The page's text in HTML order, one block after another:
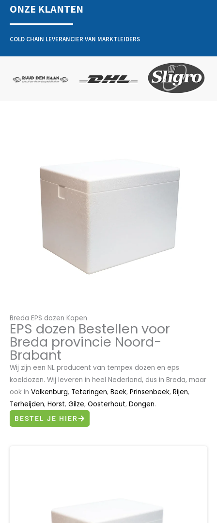
ONZE KLANTEN
COLD CHAIN LEVERANCIER VAN MARKTLEIDERS
Breda EPS dozen Kopen
EPS dozen Bestellen voor
Breda provincie Noord-
Brabant
Wij zijn een NL producent van tempex dozen en eps
koeldozen. Wij leveren in heel Nederland, dus in Breda, maar
ook in Valkenburg, Teteringen, Beek, Prinsenbeek, Rijen,
Terheijden, Horst, Gilze, Oosterhout, Dongen.
BESTEL JE HIER